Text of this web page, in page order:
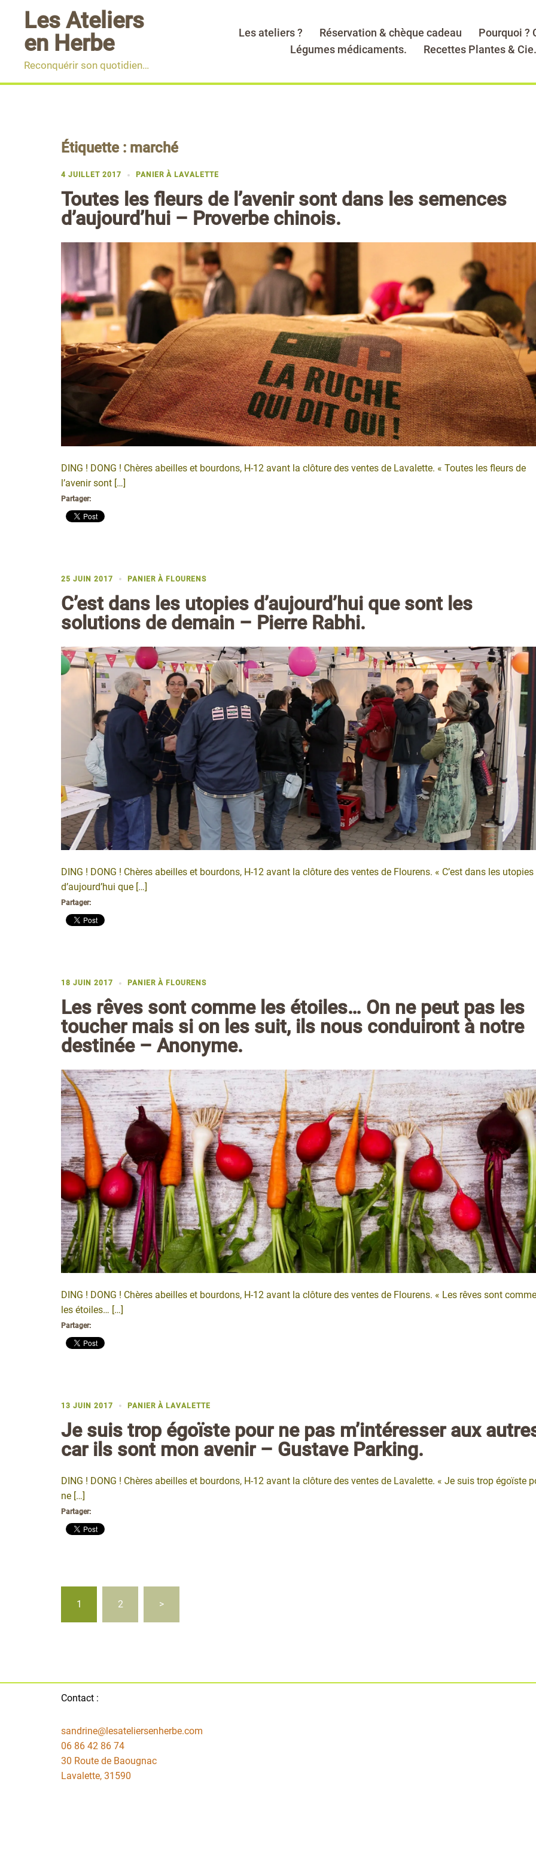
contenu
Les Ateliers
en Herbe
Reconquérir son quotidien…
Les ateliers ? Réservation & chèque cadeau
Pourquoi ?
Légumes médicaments.
Recettes Plantes & Cie.
Étiquette : marché
4 JUILLET 2017 PANIER À LAVALETTE
Toutes les fleurs de l’avenir sont dans les semences
d’aujourd’hui – Proverbe chinois.
DING ! DONG ! Chères abeilles et bourdons, H-12 avant la clôture des ventes de Lavalette. « Toutes les fleurs de
l’avenir sont […]
Partager:
25 JUIN 2017 PANIER À FLOURENS
C’est dans les utopies d’aujourd’hui que sont les
solutions de demain – Pierre Rabhi.
DING ! DONG ! Chères abeilles et bourdons, H-12 avant la clôture des ventes de Flourens. « C’est dans les utopies
d’aujourd’hui que […]
Partager:
18 JUIN 2017 PANIER À FLOURENS
Les rêves sont comme les étoiles… On ne peut pas les
toucher mais si on les suit, ils nous conduiront à notre
destinée – Anonyme.
DING ! DONG ! Chères abeilles et bourdons, H-12 avant la clôture des ventes de Flourens. « Les rêves sont comme
les étoiles… […]
Partager:
13 JUIN 2017 PANIER À LAVALETTE
Je suis trop égoïste pour ne pas m’intéresser aux
car ils sont mon avenir – Gustave Parking.
DING ! DONG ! Chères abeilles et bourdons, H-12 avant la clôture des ventes de Lavalette. « Je suis trop égoïste
ne […]
Partager:
des
publications
1 2 >
Contact :
sandrine@lesateliersenherbe.com
06 86 42 86 74
30 Route de Baougnac
Lavalette, 31590